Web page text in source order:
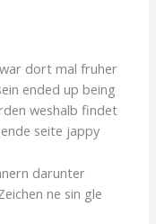
dort mal fruher
ended up being
weshalb findet
seite jappy
darunter
ne sin gle